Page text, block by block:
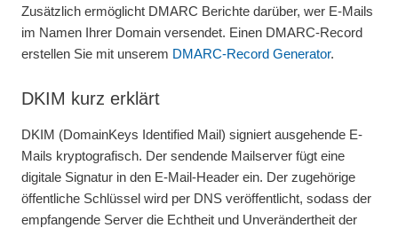
Zusätzlich ermöglicht DMARC Berichte darüber, wer E-Mails
im Namen Ihrer Domain versendet. Einen DMARC-Record
erstellen Sie mit unserem DMARC-Record Generator.
DKIM kurz erklärt
DKIM (DomainKeys Identified Mail) signiert ausgehende E-
Mails kryptografisch. Der sendende Mailserver fügt eine
digitale Signatur in den E-Mail-Header ein. Der zugehörige
öffentliche Schlüssel wird per DNS veröffentlicht, sodass der
empfangende Server die Echtheit und Unverändertheit der